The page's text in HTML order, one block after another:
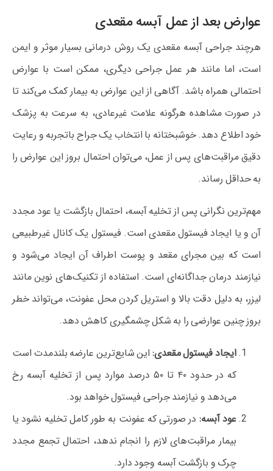
عوارض بعد از عمل آبسه مقعدی
هرچند جراحی آبسه مقعدی یک روش درمانی بسیار موثر و ایمن
است، اما مانند هر عمل جراحی دیگری، ممکن است با عوارض
احتمالی همراه باشد. آگاهی از این عوارض به بیمار کمک می‌کند تا
در صورت مشاهده هرگونه علامت غیرعادی، به سرعت به پزشک
خود اطلاع دهد. خوشبختانه با انتخاب یک جراح باتجربه و رعایت
دقیق مراقبت‌های پس از عمل، می‌توان احتمال بروز این عوارض را
به حداقل رساند.
مهم‌ترین نگرانی پس از تخلیه آبسه، احتمال بازگشت یا عود مجدد
آن و یا ایجاد فیستول مقعدی است. فیستول یک کانال غیرطبیعی
است که بین مجرای مقعد و پوست اطراف آن ایجاد می‌شود و
نیازمند درمان جداگانه‌ای است. استفاده از تکنیک‌های نوین مانند
لیزر، به دلیل دقت بالا و استریل کردن محل عفونت، می‌تواند خطر
بروز چنین عوارضی را به شکل چشمگیری کاهش دهد.
ایجاد فیستول مقعدی: این شایع‌ترین عارضه بلندمدت است
که در حدود ۴۰ تا ۵۰ درصد موارد پس از تخلیه آبسه رخ
می‌دهد و نیازمند جراحی فیستول خواهد بود.
عود آبسه: در صورتی که عفونت به طور کامل تخلیه نشود یا
بیمار مراقبت‌های لازم را انجام ندهد، احتمال تجمع مجدد
چرک و بازگشت آبسه وجود دارد.